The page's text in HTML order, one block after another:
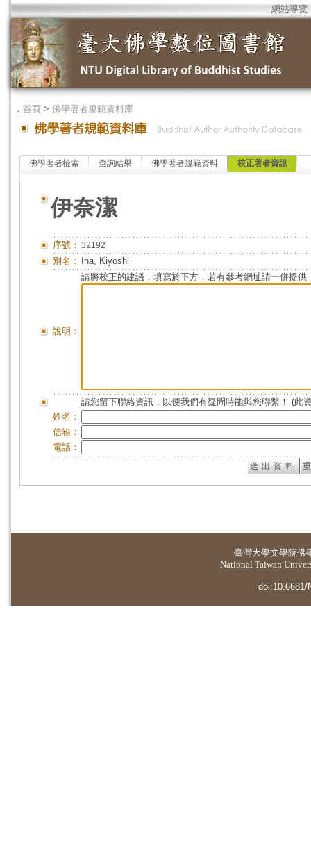
網站導覽
． 首頁 > 佛學著者規範資料庫
佛學著者檢索 查詢結果 佛學著者規範資料 校正著者資訊
伊奈潔
序號： 32192
別名： Ina, Kiyoshi
說明：
請將校正的建議，填寫於下方，若有參考網址請一併提供
請您留下聯絡資訊，以便我們有疑問時能與您聯繫！ (此
姓名：
信箱：
電話：
臺灣大學文學院佛
National Taiwan
doi:10.6681/